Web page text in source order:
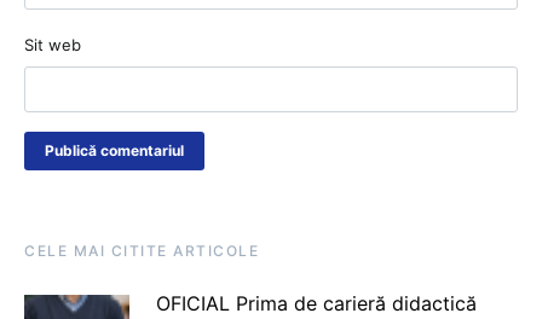
Sit web
CELE MAI CITITE ARTICOLE
OFICIAL Prima de carieră didactică